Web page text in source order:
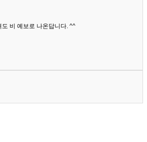
비 예보로 나온답니다. ^^